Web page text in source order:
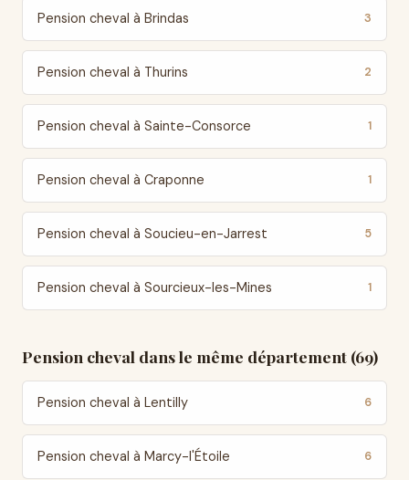
Pension cheval à Brindas 3
Pension cheval à Thurins 2
Pension cheval à Sainte-Consorce 1
Pension cheval à Craponne 1
Pension cheval à Soucieu-en-Jarrest 5
Pension cheval à Sourcieux-les-Mines 1
Pension cheval dans le même département (69)
Pension cheval à Lentilly 6
Pension cheval à Marcy-l'Étoile 6